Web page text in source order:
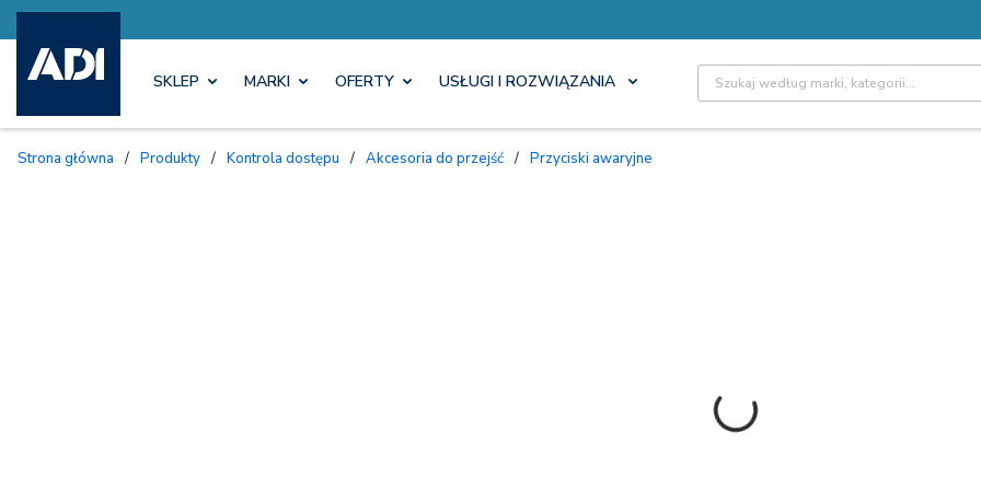
SKLEP MARKI OFERTY USŁUGI I ROZWIĄZANIA Site Search
Strona główna / Produkty / Kontrola dostępu / Akcesoria do przejść / Przyciski awaryjne